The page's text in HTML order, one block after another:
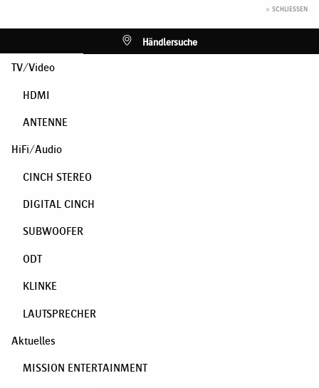
× SCHLIESSEN
Händlersuche
TV/Video
HDMI
ANTENNE
HiFi/Audio
CINCH STEREO
DIGITAL CINCH
SUBWOOFER
ODT
KLINKE
LAUTSPRECHER
Aktuelles
MISSION ENTERTAINMENT